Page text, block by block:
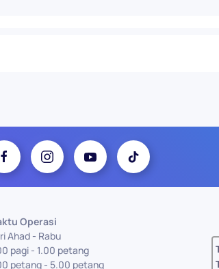
Operasi
Ahad - Rabu
pagi - 1.00 petang
petang - 5.00 petang